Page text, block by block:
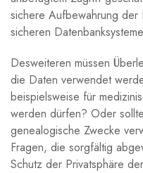
sichere Aufbewahrung
sicheren
Desweiteren müssen
die Daten verwendet
beispielsweise für
werden dürfen? Oder
genealogische Zwecke
Fragen, die sorgfältig
Schutz der Privatsphäre